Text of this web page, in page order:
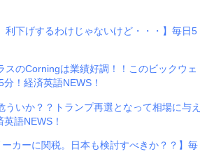
利下げするわけじゃないけど・・・】毎日5
スのCorningは業績好調！！このビックウェ
！経済英語NEWS！
ういか？？トランプ再選となって相場に与
語NEWS！
ーカーに関税。日本も検討すべきか？？】毎